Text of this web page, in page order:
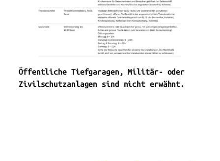
Öffentliche Tiefgaragen, Militär- oder
Zivilschutzanlagen sind nicht erwähnt.